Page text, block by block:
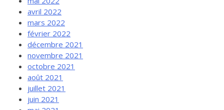
avril 2022
mars 2022
février 2022
décembre 2021
novembre 2021
octobre 2021
août 2021
juillet 2021
juin 2021